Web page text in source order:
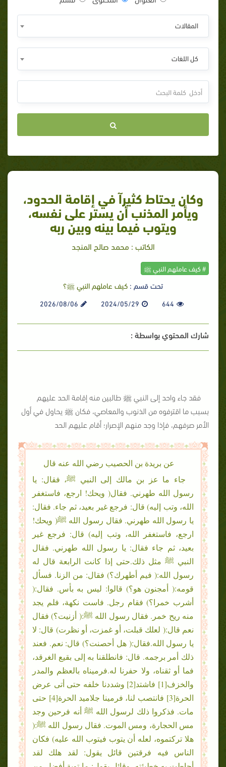
المقالات
كل اللغات
وكان يحتاط كثيرآ في إقامة الحدود،
ويأمر المذنب أن يستر على نفسه،
ويتوب فيما بينه وبين ربه
الكاتب : محمد صالح المنجد
# كيف عاملهم النبي ﷺ
تحت قسم : كيف عاملهم النبي ﷺ؟
644
2024/05/29
2026/08/06
شارك المحتوي بواسطة :
فقد جاء واحد إلى النبي ﷺ طالبين منه إقامة الحد عليهم
بسبب ما اقترفوه من الذنوب والمعاصي، فكان ﷺ يحاول في أول
الأمر صرفهم، فإذا وجد منهم الإصرار؛ أقام عليهم الحد
عن بريدة بن الحصيب رضي الله عنه قال
جاء ما عز بن مالك إلى النبي ﷺ، فقال: يا
رسول الله طهرني. فقال( ويحك! ارجع، فاستغفر
الله، وتب إليه) قال: فرجع غير بعيد، ثم جاء. فقال:
يا رسول الله طهرني. فقال رسول الله ﷺ( ويحك!
ارجع، فاستغفر الله، وتب إليه) قال: فرجع غير
بعيد، ثم جاء فقال: يا رسول الله طهرني. فقال
النبي ﷺ مثل ذلك.حتى إذا كانت الرابعة قال له
رسول الله:( فيم أطهرك؟) فقال: من الزنا. فسأل
قومه:( أمجنون هو؟) قالوا: ليس به بأس. فقال:(
أشرب خمرا؟) فقام رجل. فاست نكهة، فلم يجد
منه ريح خمر. فقال رسول الله ﷺ:( أزنيت؟) فقال
نعم قال:( لعلك قبلت، أو غمزت، أو نظرت) قال: لا
يا رسول الله.فقال:( هل أحصنت؟) قال: نعم. فعند
ذلك أمر برجمه. قال: فانطلقنا به إلى بقيع الغرقد،
فما أو ثقناه، ولا حفرنا له.فرميناه بالعظم والمدر
والخزف[1] فاشتد[2] وشددنا خلفه حتى أتى عرض
الحرة[3] فانتصب لنا، فرمينا جلاميد الحرة[4] حتى
مات. فذكروا ذلك لرسول الله ﷺ أنه فرحين وجد
مس الحجارة، ومس الموت. فقال رسول الله ﷺ:(
هلا تركتموه، لعله أن يتوب فيتوب الله عليه) فكان
الناس فيه فرقتين قائل يقول: لقد هلك لقد